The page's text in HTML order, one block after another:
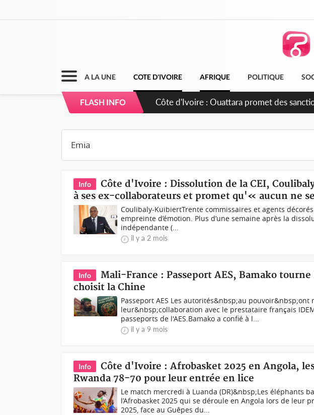
A LA UNE COTE D'IVOIRE AFRIQUE POLITIQUE
FLASH INFO
Côte d'Ivoire : 66è anniversaire de
Info
Côte d'Ivoire : Dissolution de la CEI,
à ses ex-collaborateurs et promet qu'« aucun ne
Coulibaly-KuibiertTrente commissaires et agents
empreinte d’émotion. Plus d’une semaine après la
indépendante (...
il y a 2 mois
Info
Mali-France : Passeport AES, Bamako
choisit la Chine
Passeport AES Les autorités&nbsp;au pouvoir&nbsp;ont
leur&nbsp;collaboration avec le prestataire français
passeports de l'AES.Bamako a confié à l...
il y a 9 mois
Info
Côte d'Ivoire : Afrobasket 2025 en Angola,
Rwanda 78-70 pour leur entrée en lice
Le match mercredi à Luanda (DR)&nbsp;Les éléphants
l’Afrobasket 2025 qui se déroule en Angola lors de leur
2025, face au Guêpes du...